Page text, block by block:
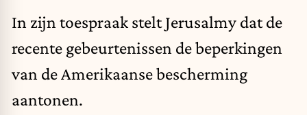
In zijn toespraak stelt Jerusalmy dat de
recente gebeurtenissen de beperkingen
van de Amerikaanse bescherming
aantonen.